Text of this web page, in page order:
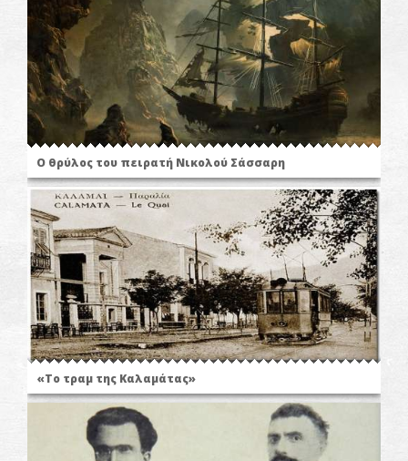
Ο θρύλος του πειρατή Νικολού Σάσσαρη
«Το τραμ της Καλαμάτας»